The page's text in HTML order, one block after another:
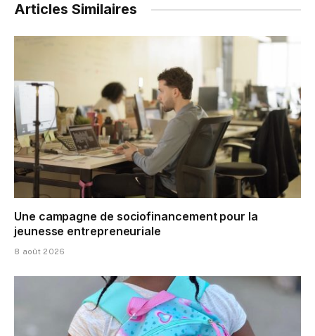
Articles Similaires
Une campagne de sociofinancement pour la
jeunesse entrepreneuriale
8 août 2026